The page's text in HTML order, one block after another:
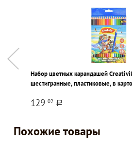
Набор цветных карандашей
шестигранные, пластиковые, в
129 02 a
Похожие товары